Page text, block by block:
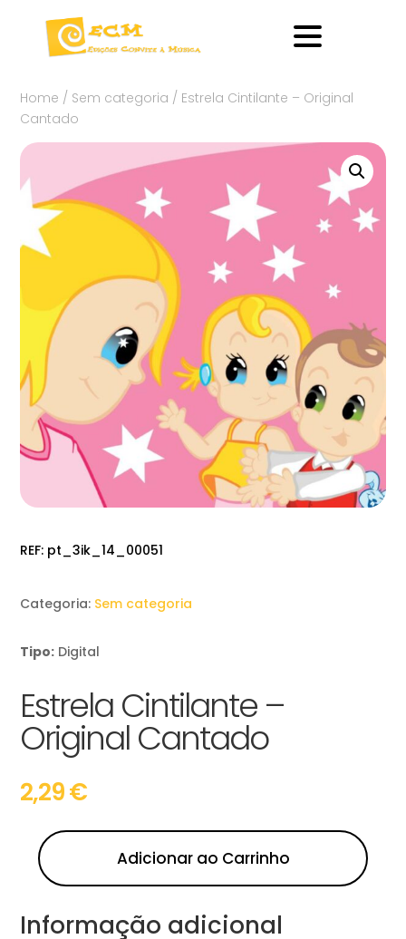
Home / Sem categoria / Estrela Cintilante – Original
Cantado
REF: pt_3ik_14_00051
Categoria: Sem categoria
Tipo: Digital
Estrela Cintilante –
Original Cantado
2,29€
Adicionar ao Carrinho
Informação adicional